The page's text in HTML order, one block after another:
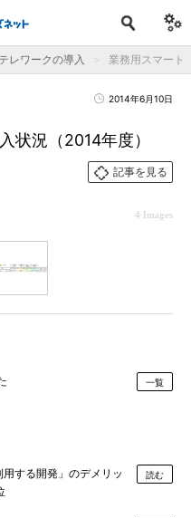
テレワークの導入 業務用スマート
2014年6月10日
状況（2014年度）
記事を見る
4 Images
一覧
する開発」のデメリッ
読む